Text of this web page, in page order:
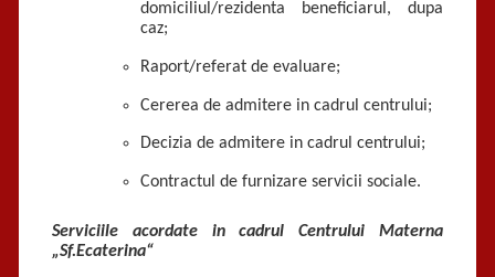
domiciliul/rezidenta beneficiarul, dupa
caz;
Raport/referat de evaluare;
Cererea de admitere in cadrul centrului;
Decizia de admitere in cadrul centrului;
Contractul de furnizare servicii sociale.
Serviciile acordate in cadrul Centrului Materna
„Sf.Ecaterina“